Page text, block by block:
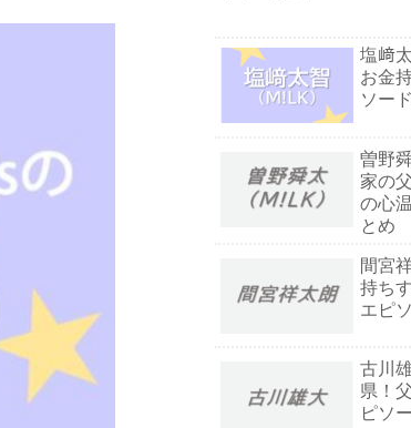
塩﨑
お金
ソー
曽野
家の
の心
とめ
間宮
持ち
エピ
古川
県！
ピソ